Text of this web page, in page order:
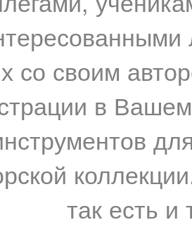
со своим
в
так есть и